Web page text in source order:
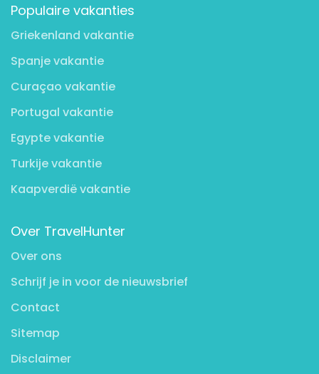
Populaire vakanties
Griekenland vakantie
Spanje vakantie
Curaçao vakantie
Portugal vakantie
Egypte vakantie
Turkije vakantie
Kaapverdië vakantie
Over TravelHunter
Over ons
Schrijf je in voor de nieuwsbrief
Contact
Sitemap
Disclaimer